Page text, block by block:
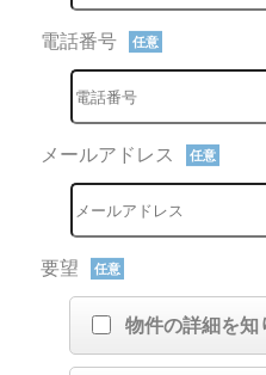
電話番号 任意
メールアドレス 任意
要望 任意
物件の詳細を知